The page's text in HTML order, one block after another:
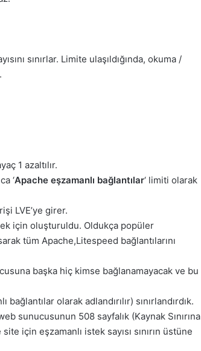
sınırlar. Limite ulaşıldığında, okuma /
1 azaltılır.
‘Apache eşzamanlı bağlantılar‘ limiti olarak
LVE’ye girer.
için oluşturuldu. Oldukça popüler
tüm Apache,Litespeed bağlantılarını
başka hiç kimse bağlanamayacak ve bu
olarak adlandırılır) sınırlandırdık.
sunucusunun 508 sayfalık (Kaynak Sınırına
için eşzamanlı istek sayısı sınırın üstüne